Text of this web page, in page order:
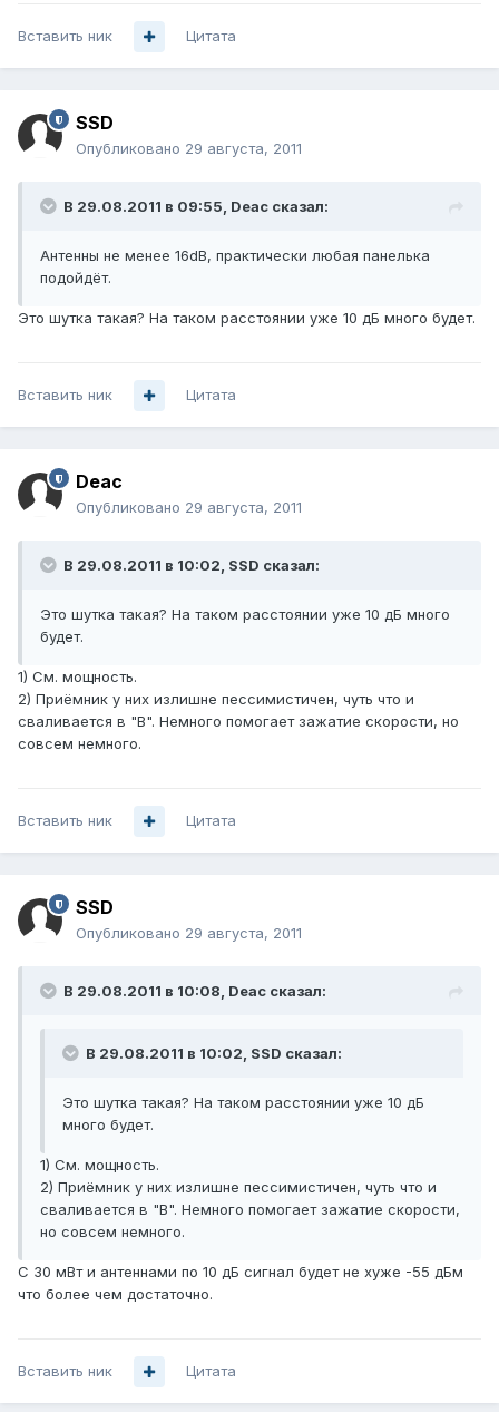
Вставить ник Цитата
SSD
Опубликовано 29 августа, 2011
В 29.08.2011 в 09:55, Deac сказал:
Антенны не менее 16dB, практически любая панелька
подойдёт.
Это шутка такая? На таком расстоянии уже 10 дБ много будет.
Вставить ник Цитата
Deac
Опубликовано 29 августа, 2011
В 29.08.2011 в 10:02, SSD сказал:
Это шутка такая? На таком расстоянии уже 10 дБ много
будет.
1) См. мощность.
2) Приёмник у них излишне пессимистичен, чуть что и
сваливается в "B". Немного помогает зажатие скорости, но
совсем немного.
Вставить ник Цитата
SSD
Опубликовано 29 августа, 2011
В 29.08.2011 в 10:08, Deac сказал:
В 29.08.2011 в 10:02, SSD сказал:
Это шутка такая? На таком расстоянии уже 10 дБ
много будет.
1) См. мощность.
2) Приёмник у них излишне пессимистичен, чуть что и
сваливается в "B". Немного помогает зажатие скорости,
но совсем немного.
С 30 мВт и антеннами по 10 дБ сигнал будет не хуже -55 дБм
что более чем достаточно.
Вставить ник Цитата